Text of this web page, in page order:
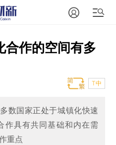
合作的空间有多
T中
数国家正处于城镇化快速
作具有共同基础和内在需
重点